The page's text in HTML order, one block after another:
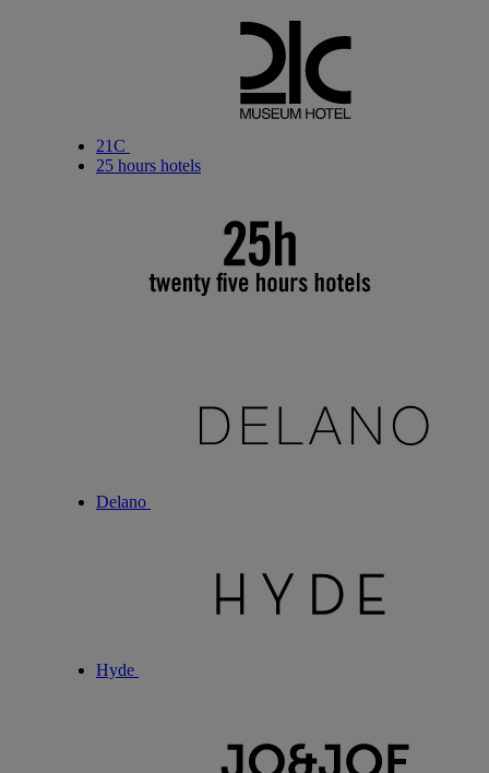
21C
25 hours hotels
Delano
Hyde